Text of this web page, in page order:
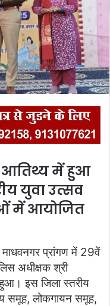
में हुआ
युवा उत्सव
में आयोजित
माधवनगर प्रांगण में 29वें
अधीक्षक श्री
इस जिला स्तरीय
समूह, लोकगायन समूह,